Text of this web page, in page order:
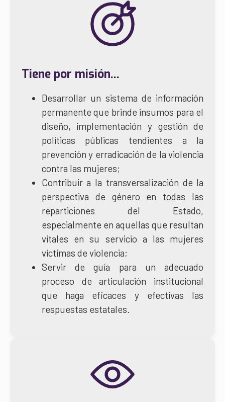
Tiene por misión...
Desarrollar un sistema de información
permanente que brinde insumos para el
diseño, implementación y gestión de
políticas públicas tendientes a la
prevención y erradicación de la violencia
contra las mujeres;
Contribuir a la transversalización de la
perspectiva de género en todas las
reparticiones del Estado,
especialmente en aquellas que resultan
vitales en su servicio a las mujeres
víctimas de violencia;
Servir de guía para un adecuado
proceso de articulación institucional
que haga eficaces y efectivas las
respuestas estatales.